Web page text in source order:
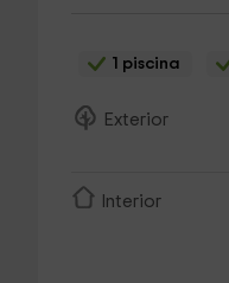
1 piscina
Exterior
Interior